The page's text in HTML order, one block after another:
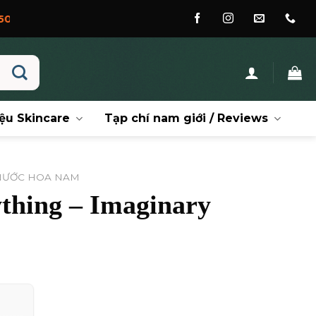
Skincare Tạp chí nam giới / Reviews
HOA NAM
– Imaginary